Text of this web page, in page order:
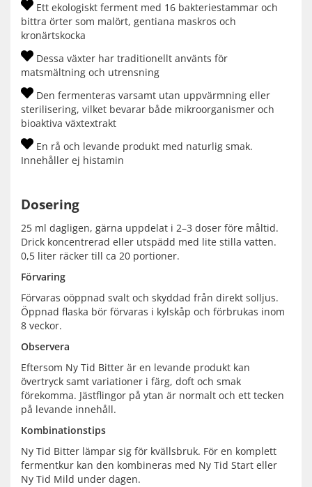
Ett ekologiskt ferment med 16 bakteriestammar och
bittra örter som malört, gentiana maskros och
kronärtskocka
Dessa växter har traditionellt använts för
matsmältning och utrensning
Den fermenteras varsamt utan uppvärmning eller
sterilisering, vilket bevarar både mikroorganismer och
bioaktiva växtextrakt
En rå och levande produkt med naturlig smak.
Innehåller ej histamin
Dosering
25 ml dagligen, gärna uppdelat i 2–3 doser före måltid.
Drick koncentrerad eller utspädd med lite stilla vatten.
0,5 liter räcker till ca 20 portioner.
Förvaring
Förvaras oöppnad svalt och skyddad från direkt solljus.
Öppnad flaska bör förvaras i kylskåp och förbrukas inom
8 veckor.
Observera
Eftersom Ny Tid Bitter är en levande produkt kan
övertryck samt variationer i färg, doft och smak
förekomma. Jästflingor på ytan är normalt och ett tecken
på levande innehåll.
Kombinationstips
Ny Tid Bitter lämpar sig för kvällsbruk. För en komplett
fermentkur kan den kombineras med Ny Tid Start eller
Ny Tid Mild under dagen.